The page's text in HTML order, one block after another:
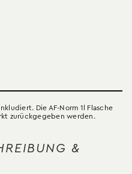
Die AF-Norm 1l Flasche
zurückgegeben werden.
&